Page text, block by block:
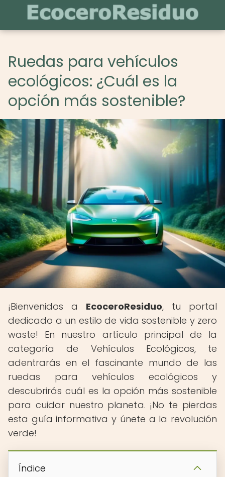
Ruedas para vehículos
ecológicos: ¿Cuál es la
opción más sostenible?
¡Bienvenidos a EcoceroResiduo, tu portal
dedicado a un estilo de vida sostenible y zero
waste! En nuestro artículo principal de la
categoría de Vehículos Ecológicos, te
adentrarás en el fascinante mundo de las
ruedas para vehículos ecológicos y
descubrirás cuál es la opción más sostenible
para cuidar nuestro planeta. ¡No te pierdas
esta guía informativa y únete a la revolución
verde!
Índice